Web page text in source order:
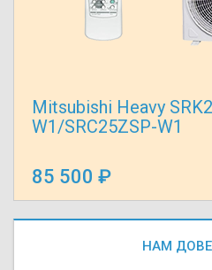
Mitsubishi Heavy
W1/SRC25ZSP-W1
85 500
НАМ